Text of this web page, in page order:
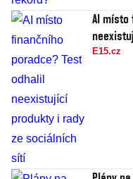
AI místo
E15.cz